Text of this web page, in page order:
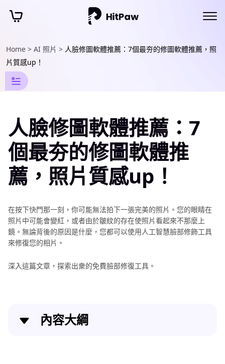
Home > AI 照片 > 人臉修圖軟體推薦：7個最夯的修圖軟體推薦，照
片質感up！
AI
照
片
輯
資
訊
添
文
字
到
圖
片
人臉修圖軟體推薦：7
個最夯的修圖軟體推
薦，照片質感up！
在按下快門那一刻，你可能無法拍下一張完美的照片。您的眼睛在
照片中可能會變紅，或者由於皺紋的存在使照片看起來不那麼上
鏡。無論背後的原因是什麼，您都可以使用人工智慧臉部修飾工具
來修復您的相片。
深入這篇文章，探索出衆的免費臉部修復工具。
內容大綱